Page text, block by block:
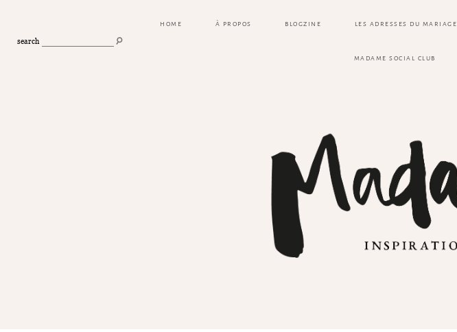
search
HOME À PROPOS BLOGZINE LES ADRESSES DU MARIAGE
MADAME SOCIAL CLUB